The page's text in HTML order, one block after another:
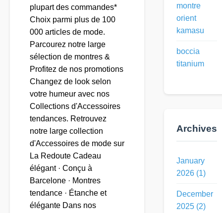
plupart des commandes*
Choix parmi plus de 100
000 articles de mode.
Parcourez notre large
sélection de montres &
Profitez de nos promotions
Changez de look selon
votre humeur avec nos
Collections d'Accessoires
tendances. Retrouvez
notre large collection
d'Accessoires de mode sur
La Redoute Cadeau
élégant · Conçu à
Barcelone · Montres
tendance · Étanche et
élégante Dans nos
montre
orient
kamasu
boccia
titanium
Archives
January
2026 (1)
December
2025 (2)